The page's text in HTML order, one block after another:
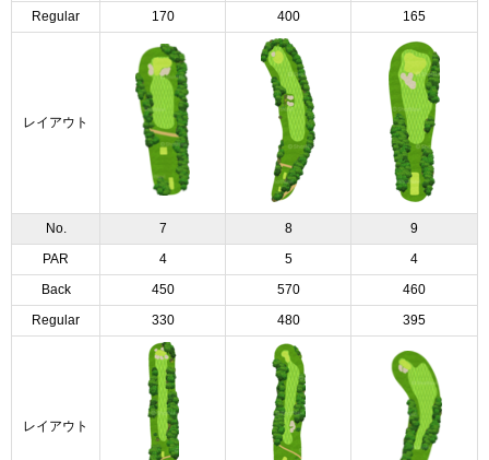
Regular 170 400 165
レイアウト
No. 7 8 9
PAR 4 5 4
Back 450 570 460
Regular 330 480 395
レイアウト